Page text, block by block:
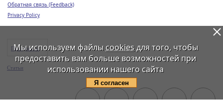
Обратная связь (Feedback)
Privacy Policy
Программы
Статьи
Мы используем файлы cookiesдля того, чтобы
предоставить вам больше возможностей при
использовании нашего сайта